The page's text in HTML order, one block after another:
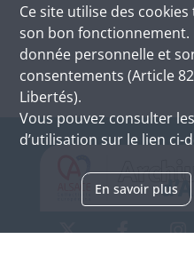
Ce site utilise des cookies
son bon
donnée personnelle et
consentements (Article
Libertés).
Vous pouvez consulter
d’utilisation sur le lien ci-
En savoir plus